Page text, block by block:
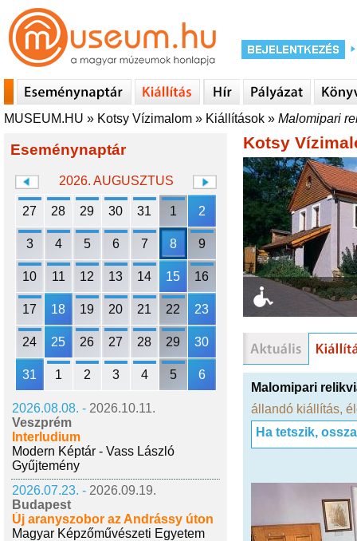
MUSEUM.HU » Kotsy Vízimalom » Kiállítások » Malomipari
Eseménynaptár
2026. AUGUSZTUS
27 28 29 30 31 1 2
3 4 5 6 7 8 9
10 11 12 13 14 15 16
17 18 19 20 21 22 23
24 25 26 27 28 29 30
31 1 2 3 4 5 6
2026.08.08. - 2026.10.11.
Veszprém
Interludium
Modern Képtár - Vass László
Gyűjtemény
2026.07.23. - 2026.09.19.
Budapest
Új aranyszobor az Andrássy úton
Magyar Képzőművészeti Egyetem
Kotsy
Malomipari
állandó kiállítás,
Ha tetszik,